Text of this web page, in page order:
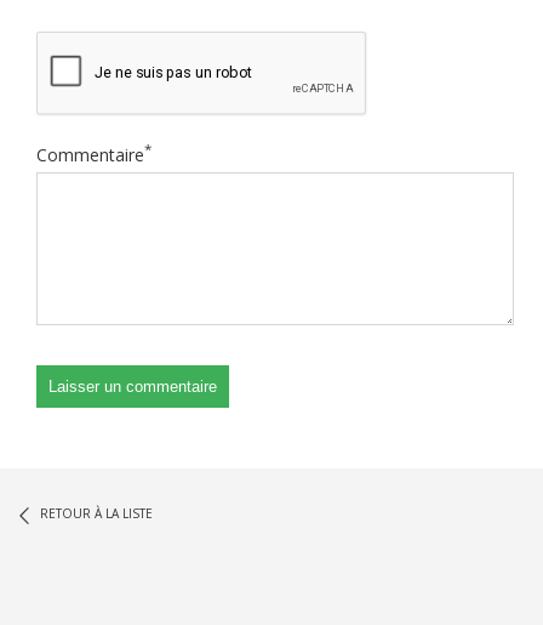
Commentaire*
RETOUR À LA LISTE